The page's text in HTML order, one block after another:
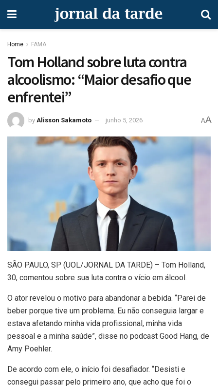
Home FAMA
Tom Holland sobre luta contra
alcoolismo: “Maior desafio que
enfrentei”
by Alisson Sakamoto junho 5, 2026 AA
SÃO PAULO, SP (UOL/JORNAL DA TARDE) – Tom Holland,
30, comentou sobre sua luta contra o vício em álcool.
O ator revelou o motivo para abandonar a bebida. “Parei de
beber porque tive um problema. Eu não conseguia largar e
estava afetando minha vida profissional, minha vida
pessoal e a minha saúde”, disse no podcast Good Hang, de
Amy Poehler.
De acordo com ele, o início foi desafiador. “Desisti e
consegui passar pelo primeiro ano, que acho que foi o